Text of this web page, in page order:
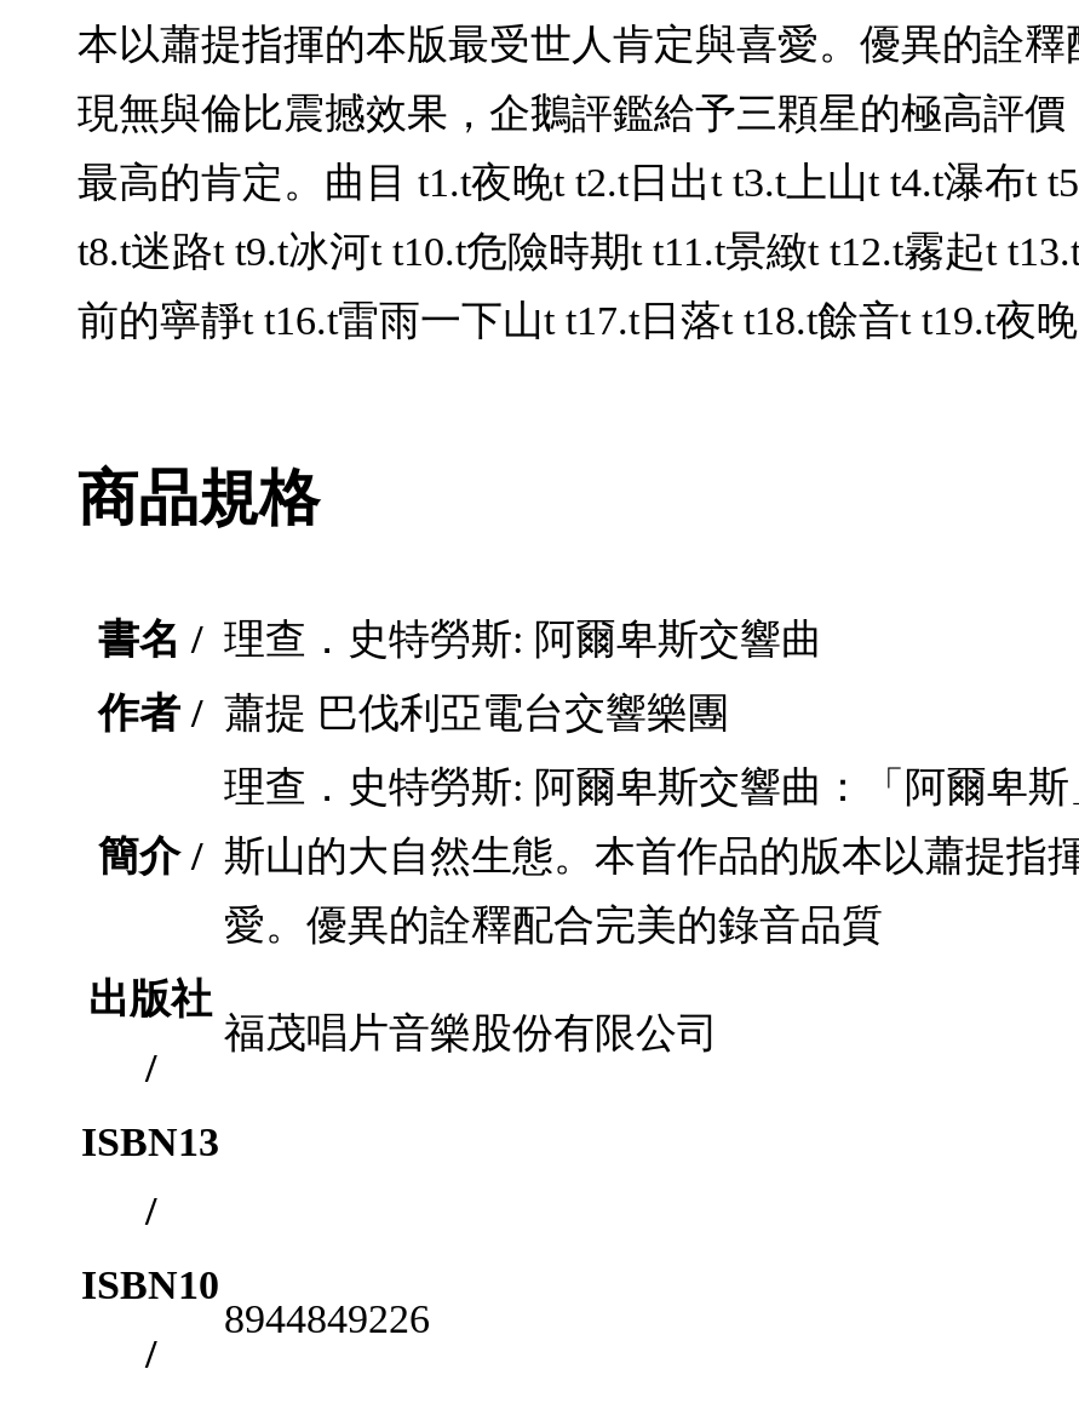
本以蕭提指揮的本版最受世人肯定與喜愛。優異的詮
現無與倫比震撼效果，企鵝評鑑給予三顆星的極高評
最高的肯定。曲目 t1.t夜晚t t2.t日出t t3.t上山t t4.t瀑布t
t8.t迷路t t9.t冰河t t10.t危險時期t t11.t景緻t t12.t霧起t
前的寧靜t t16.t雷雨一下山t t17.t日落t t18.t餘音t t19.t夜
商品規格
書名 / 理查．史特勞斯: 阿爾卑斯交響曲
作者 / 蕭提 巴伐利亞電台交響樂團
簡介 /
理查．史特勞斯: 阿爾卑斯交響曲：「阿爾卑
斯山的大自然生態。本首作品的版本以蕭提指
愛。優異的詮釋配合完美的錄音品質
出版社
/
福茂唱片音樂股份有限公司
ISBN13
/
ISBN10
/
8944849226